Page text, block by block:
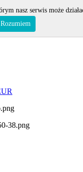
nasz serwis może
Rozumiem